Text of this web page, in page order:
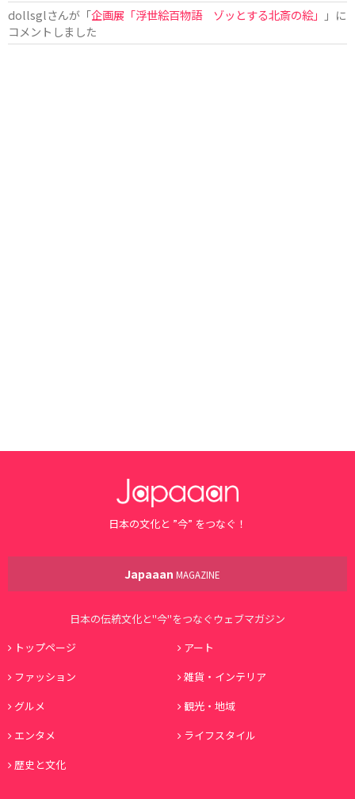
dollsglさんが「企画展「浮世絵百物語 ゾッとする北斎の絵」
」に
コメントしました
日本の文化と ”今” をつなぐ！
Japaaan MAGAZINE
日本の伝統文化と"今"をつなぐウェブマガジン
トップページ
アート
ファッション
雑貨・インテリア
グルメ
観光・地域
エンタメ
ライフスタイル
歴史と文化